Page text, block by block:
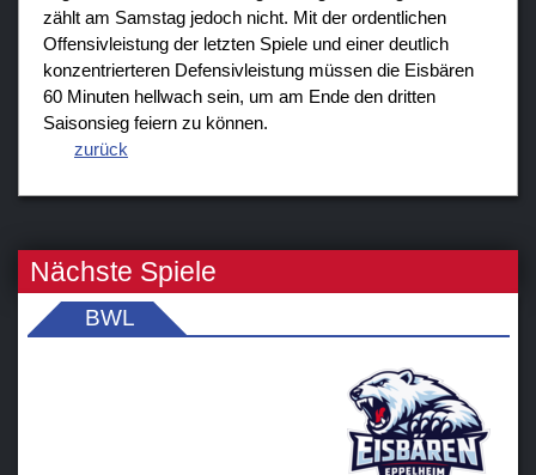
zählt am Samstag jedoch nicht. Mit der ordentlichen
Offensivleistung der letzten Spiele und einer deutlich
konzentrierteren Defensivleistung müssen die Eisbären
60 Minuten hellwach sein, um am Ende den dritten
Saisonsieg feiern zu können.
zurück
Nächste Spiele
BWL